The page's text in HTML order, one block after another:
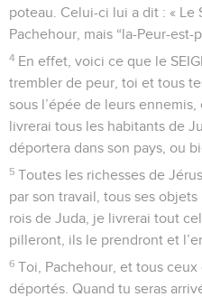
poteau. Celui-ci lui a dit : « Le
Pachehour, mais “la-Peur-est-
4 En effet, voici ce que le
trembler de peur, toi et tous
sous l’épée de leurs
livrerai tous les habitants de
déportera dans son pays, ou
5 Toutes les richesses de
par son travail, tous ses
rois de Juda, je livrerai tout
pilleront, ils le prendront et
6 Toi, Pachehour, et tous
déportés. Quand tu seras